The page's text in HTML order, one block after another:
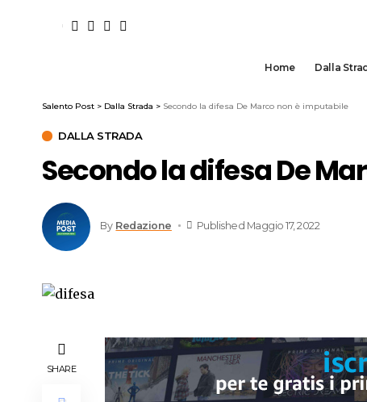
Home Dalla
Salento Post > Dalla Strada > Secondo la difesa De Marco non è imputabile
DALLA STRADA
Secondo la difesa De
By Redazione Published Maggio 17, 2022
SHARE